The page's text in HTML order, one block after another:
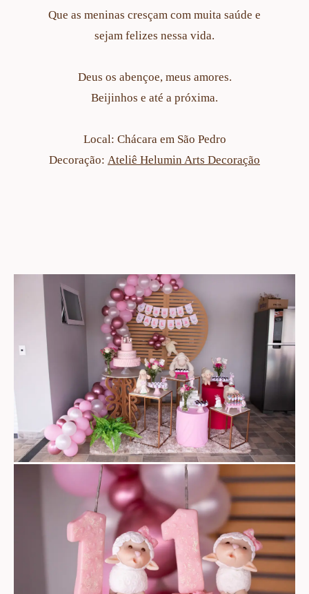
Que as meninas cresçam com muita saúde e
sejam felizes nessa vida.
Deus os abençoe, meus amores.
Beijinhos e até a próxima.
Local: Chácara em São Pedro
Decoração: Ateliê Helumin Arts Decoração